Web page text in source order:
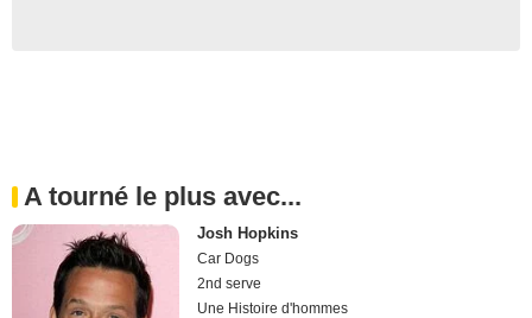
A tourné le plus avec...
Josh Hopkins
Car Dogs
2nd serve
Une Histoire d'hommes